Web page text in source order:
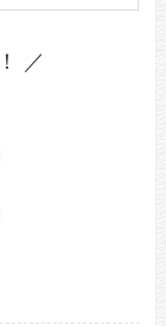
／